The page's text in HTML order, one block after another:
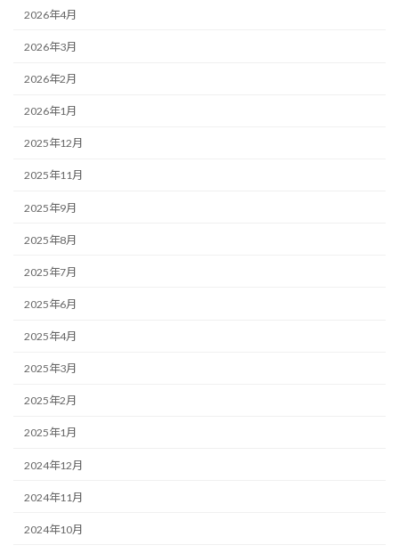
2026年4月
2026年3月
2026年2月
2026年1月
2025年12月
2025年11月
2025年9月
2025年8月
2025年7月
2025年6月
2025年4月
2025年3月
2025年2月
2025年1月
2024年12月
2024年11月
2024年10月